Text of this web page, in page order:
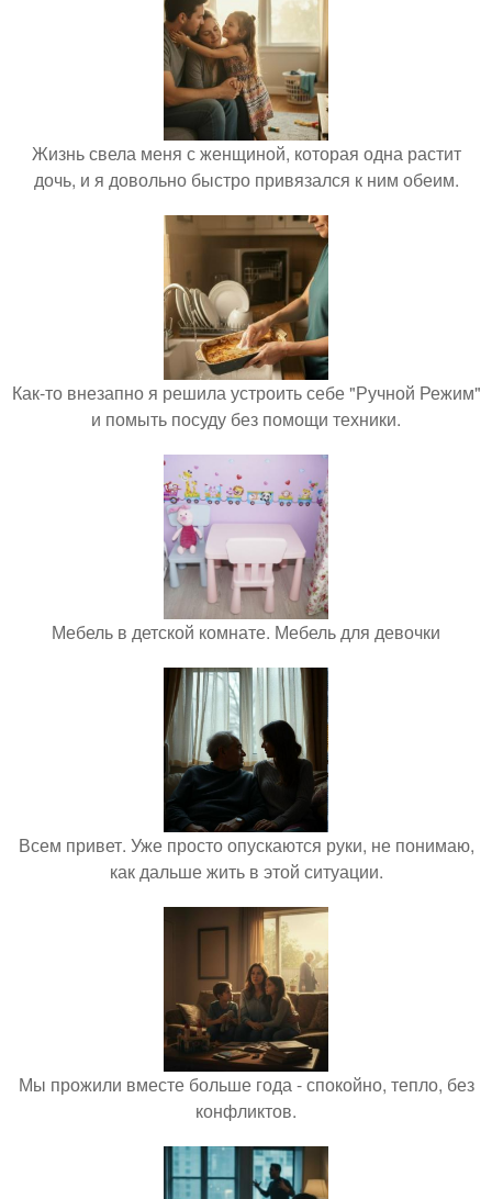
Жизнь свела меня с женщиной, которая одна растит
дочь, и я довольно быстро привязался к ним обеим.
Как-то внезапно я решила устроить себе "Ручной Режим"
и помыть посуду без помощи техники.
Мебель в детской комнате. Мебель для девочки
Всем привет. Уже просто опускаются руки, не понимаю,
как дальше жить в этой ситуации.
Мы прожили вместе больше года - спокойно, тепло, без
конфликтов.